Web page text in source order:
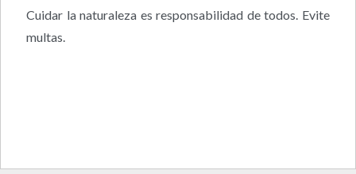
Cuidar la naturaleza es responsabilidad de todos. Evite
multas.